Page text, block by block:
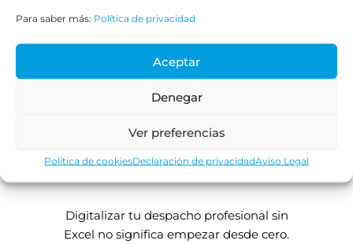
Para saber más: Política de privacidad
Aceptar
Denegar
Ver preferencias
Política de cookiesDeclaración de privacidadAviso Legal
correo y carpetas compartidas no tiene
un problema de disciplina. Tiene un
software para despachos
Cuando la información vive en sitios
distintos, los errores son inevitables:
duplicadas y clientes que reciben
respuestas distintas según con quién
Digitalizar tu despacho profesional sin
Excel no significa empezar desde cero.